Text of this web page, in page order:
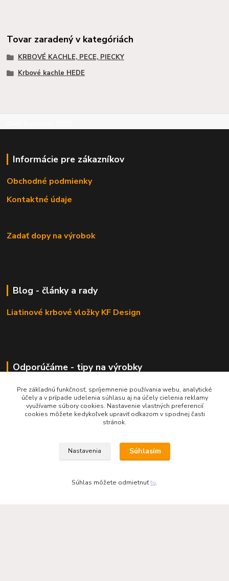
Tovar zaradený v kategóriách
KRBOVÉ KACHLE, PECE, PIECKY
Krbové kachle HEDE
Informácie pre zákazníkov
Obchodné podmienky
Kontaktné údaje
Zadať dopy na výrobok
Blog - články a rady
Liatinové krbové vložky KF Design
Odporúčáme - tipy na výrobky
Haas+Sohn - kachle a krby
Pre základnú funkčnosť, spríjemnenie používania webu, analytické
účely a v prípade udelenia súhlasu aj na účely cielenia reklamy
využívame súbory cookies. Nastavenie vlastných preferencií
cookies môžete kedykoľvek upraviť odkazom v spodnej časti
stránok.
Nastavenia Súhlasím
Súhlas môžete odmietnuťtu.